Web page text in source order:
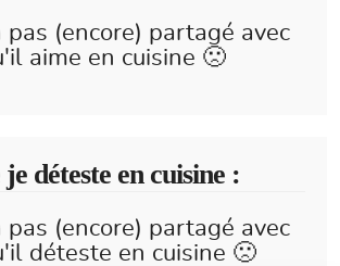
pas (encore) partagé avec
aime en cuisine 🙁
déteste en cuisine :
pas (encore) partagé avec
déteste en cuisine 🙁